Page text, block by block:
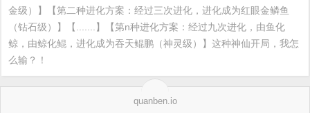
金级）】【第二种进化方案：经过三次进化，进化成为红眼金鳞鱼
（钻石级）】【.......】【第n种进化方案：经过九次进化，由鱼化
鲸，由鲸化鲲，进化成为吞天鲲鹏（神灵级）】这种神仙开局，我怎
么输？！
quanben.io